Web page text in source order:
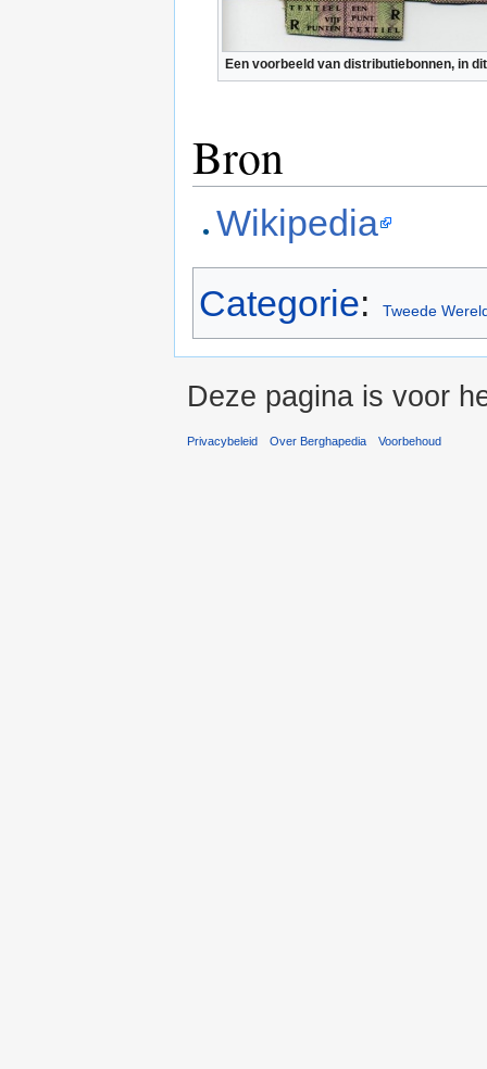
Een voorbeeld van distributiebonnen, in
Bron
Wikipedia
Categorie: Tweede
Deze pagina is voor
Privacybeleid Over Berghapedia Voorbehoud